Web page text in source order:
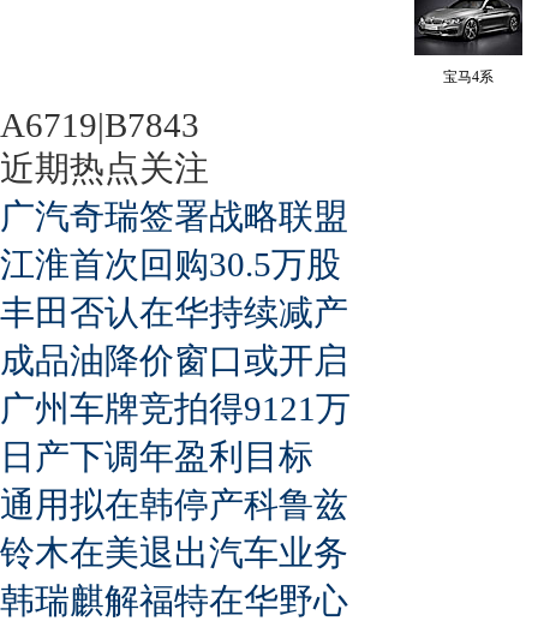
宝马4系
A6719|B7843
近期热点关注
广汽奇瑞签署战略联盟
江淮首次回购30.5万股
丰田否认在华持续减产
成品油降价窗口或开启
广州车牌竞拍得9121万
日产下调年盈利目标
通用拟在韩停产科鲁兹
铃木在美退出汽车业务
韩瑞麒解福特在华野心